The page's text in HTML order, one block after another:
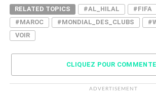
RELATED TOPICS #AL_HILAL #FIFA
#MAROC
#MONDIAL_DES_CLUBS
VOIR
CLIQUEZ POUR
ADVERTISEMENT